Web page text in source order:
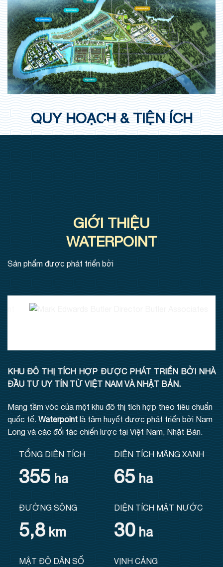
QUY HOẠCH & TIỆN ÍCH
GIỚI THIỆU
WATERPOINT
Sản phẩm được phát triển bởi
KHU ĐÔ THỊ TÍCH HỢP ĐƯỢC PHÁT TRIỂN BỞI NHÀ
ĐẦU TƯ UY TÍN TỪ VIỆT NAM VÀ NHẬT BẢN.
Mang tầm vóc của một khu đô thị tích hợp theo tiêu chuẩn
quốc tế. Waterpoint là tâm huyết được phát triển bởi Nam
Long và các đối tác chiến lược tại Việt Nam, Nhật Bản.
TỔNG DIỆN TÍCH
355 ha
ĐƯỜNG SÔNG
5,8km
MẬT ĐỘ DÂN SỐ
DIỆN TÍCH MÃNG XANH
65 ha
DIỆN TÍCH MẶT NƯỚC
30ha
VỊNH CẢNG